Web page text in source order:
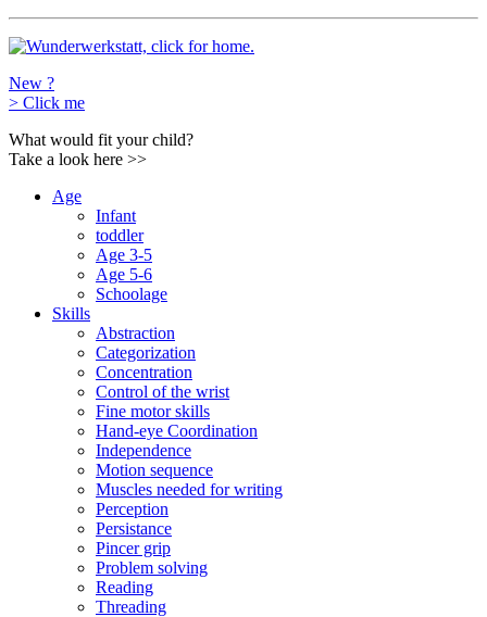
New ?
> Click me
What would fit your child?
Take a look here >>
Age
Infant
toddler
Age 3-5
Age 5-6
Schoolage
Skills
Abstraction
Categorization
Concentration
Control of the wrist
Fine motor skills
Hand-eye Coordination
Independence
Motion sequence
Muscles needed for writing
Perception
Persistance
Pincer grip
Problem solving
Reading
Threading